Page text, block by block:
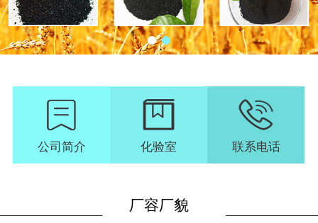
公司简介 化验室 联系电话
厂容厂貌